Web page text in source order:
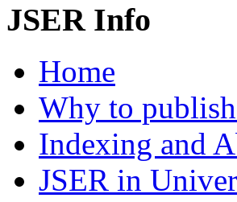
JSER Info
Home
Why to
Indexing and
JSER in